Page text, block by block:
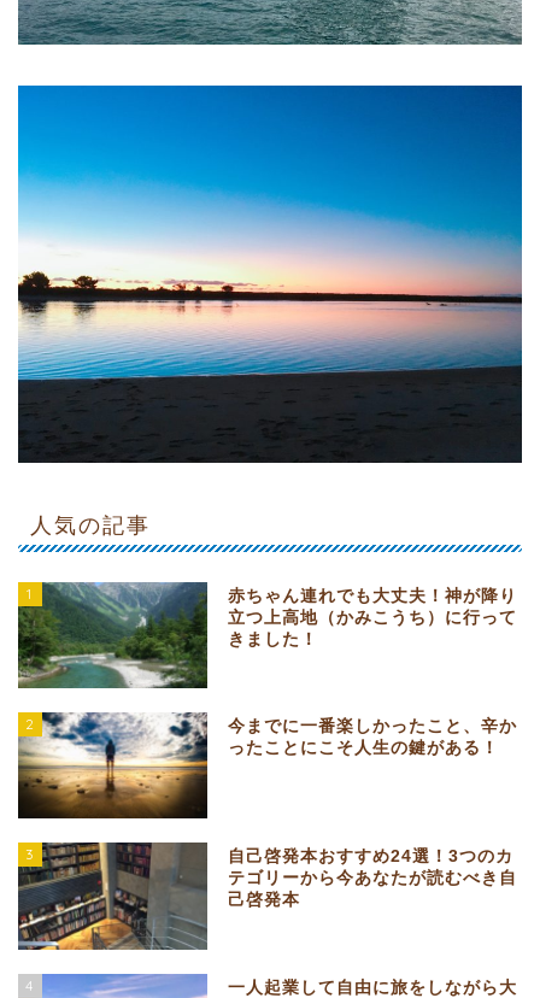
人気の記事
1
赤ちゃん連れでも大丈夫！神が降り
立つ上高地（かみこうち）に行って
きました！
2
今までに一番楽しかったこと、辛か
ったことにこそ人生の鍵がある！
3
自己啓発本おすすめ24選！3つのカ
テゴリーから今あなたが読むべき自
己啓発本
4
一人起業して自由に旅をしながら大